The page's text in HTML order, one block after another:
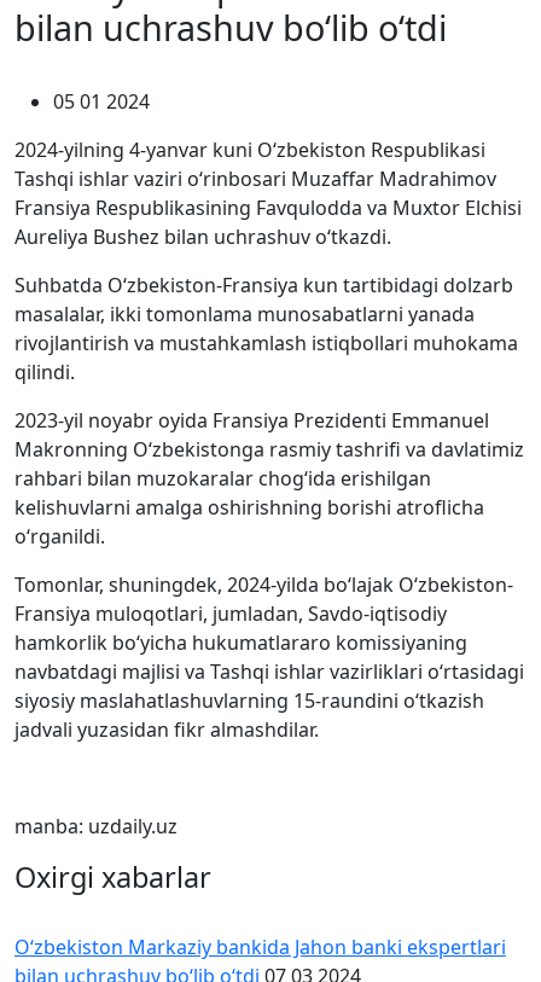
bilan uchrashuv bo‘lib o‘tdi
Oxirgi xabarlar
O‘zbekiston Markaziy bankida Jahon banki ekspertlari
bilan uchrashuv bo‘lib o‘tdi 07 03 2024
05 01 2024
2024-yilning 4-yanvar kuni O‘zbekiston Respublikasi
Tashqi ishlar vaziri o‘rinbosari Muzaffar Madrahimov
Fransiya Respublikasining Favqulodda va Muxtor Elchisi
Aureliya Bushez bilan uchrashuv o‘tkazdi.
Suhbatda O‘zbekiston-Fransiya kun tartibidagi dolzarb
masalalar, ikki tomonlama munosabatlarni yanada
rivojlantirish va mustahkamlash istiqbollari muhokama
qilindi.
2023-yil noyabr oyida Fransiya Prezidenti Emmanuel
Makronning O‘zbekistonga rasmiy tashrifi va davlatimiz
rahbari bilan muzokaralar chog‘ida erishilgan
kelishuvlarni amalga oshirishning borishi atroflicha
o‘rganildi.
Tomonlar, shuningdek, 2024-yilda bo‘lajak O‘zbekiston-
Fransiya muloqotlari, jumladan, Savdo-iqtisodiy
hamkorlik bo‘yicha hukumatlararo komissiyaning
navbatdagi majlisi va Tashqi ishlar vazirliklari o‘rtasidagi
siyosiy maslahatlashuvlarning 15-raundini o‘tkazish
jadvali yuzasidan fikr almashdilar.
manba: uzdaily.uz